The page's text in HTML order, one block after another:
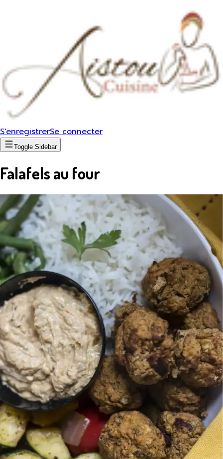
S'enregistrerSe connecter
Toggle Sidebar
Falafels au four